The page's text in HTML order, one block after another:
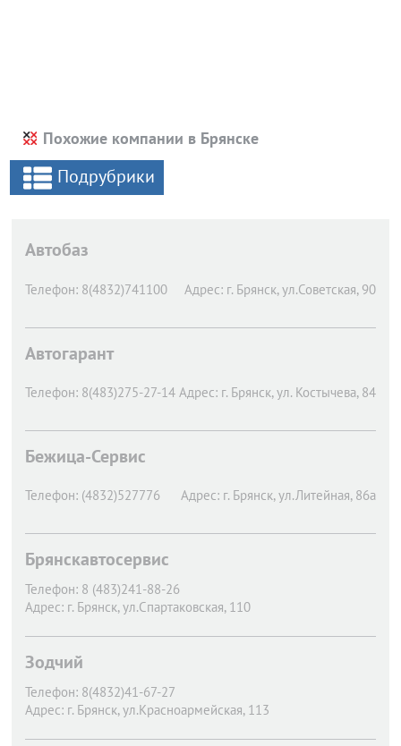
Похожие компании в Брянске
Подрубрики
Автобаз
Телефон: 8(4832)741100 Адрес: г. Брянск, ул.Советская, 90
Автогарант
Телефон: 8(483)275-27-14 Адрес: г. Брянск, ул. Костычева, 84
Бежица-Сервис
Телефон: (4832)527776 Адрес: г. Брянск, ул.Литейная, 86а
Брянскавтосервис
Телефон: 8 (483)241-88-26
Адрес: г. Брянск, ул.Спартаковская, 110
Зодчий
Телефон: 8(4832)41-67-27
Адрес: г. Брянск, ул.Красноармейская, 113